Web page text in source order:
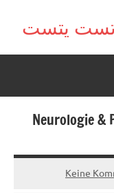
🧠 Neurologie
Keine